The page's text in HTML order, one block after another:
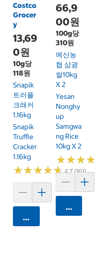
Costco
Grocer
y
13,69
0원
10g당
118원
Snapik
트러플
크래커
1.16kg
Snapik
Truffle
Cracker
1.16kg
★★★★★
★★★★★4.7 (161)
카트에 담기
66,9
00원
100g당
310원
예산농
협 삼광
쌀10kg
X 2
Yesan
Nonghy
Up
Samgwa
Ng Rice
10kg X 2
★★★★
★★★★
카트에